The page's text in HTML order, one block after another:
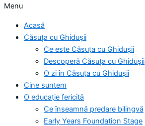
Menu
Acasă
Căsuța cu Ghidușii
Ce este Căsuța cu Ghidușii
Descoperă Căsuța cu Ghidușii
O zi în Căsuța cu Ghidușii
Cine suntem
O educație fericită
Ce înseamnă predare bilingvă
Early Years Foundation Stage